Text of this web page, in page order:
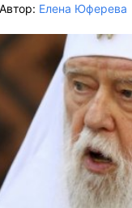
Автор: Елена Юферева